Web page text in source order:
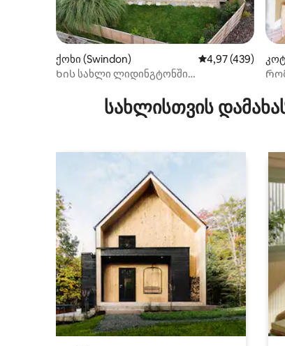
ქოხი (Swindon) საშუალო
4,97 (439)
Ხის სახლი ლიდინგტონში
სახლისთვის